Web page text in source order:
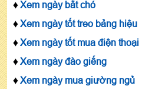
♦Xem ngày bắt chó
♦Xem ngày tốt treo bảng hiệu
♦Xem ngày tốt mua điện thoại
♦Xem ngày đào giếng
♦Xem ngày mua giường ngủ